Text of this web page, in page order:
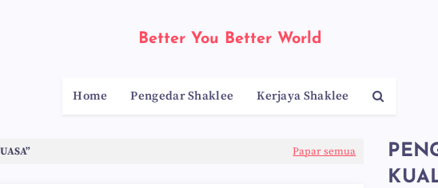
Better You Better World
Home Pengedar Shaklee Kerjaya Shaklee
Papar semua